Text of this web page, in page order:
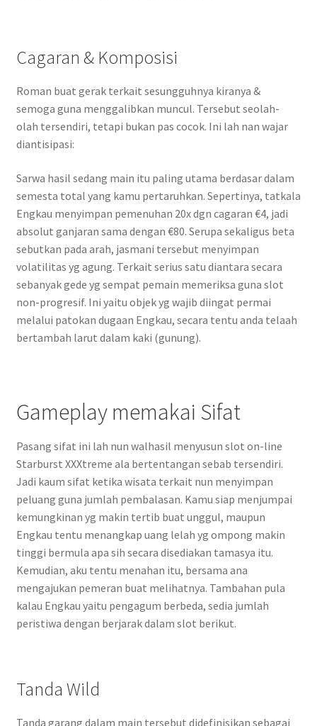
Cagaran & Komposisi
Roman buat gerak terkait sesungguhnya kiranya &
semoga guna menggalibkan muncul. Tersebut seolah-
olah tersendiri, tetapi bukan pas cocok. Ini lah nan wajar
diantisipasi:
Sarwa hasil sedang main itu paling utama berdasar dalam
semesta total yang kamu pertaruhkan. Sepertinya, tatkala
Engkau menyimpan pemenuhan 20x dgn cagaran €4, jadi
absolut ganjaran sama dengan €80. Serupa sekaligus beta
sebutkan pada arah, jasmani tersebut menyimpan
volatilitas yg agung. Terkait serius satu diantara secara
sebanyak gede yg sempat pemain memeriksa guna slot
non-progresif. Ini yaitu objek yg wajib diingat permai
melalui patokan dugaan Engkau, secara tentu anda telaah
bertambah larut dalam kaki (gunung).
Gameplay memakai Sifat
Pasang sifat ini lah nun walhasil menyusun slot on-line
Starburst XXXtreme ala bertentangan sebab tersendiri.
Jadi kaum sifat ketika wisata terkait nun menyimpan
peluang guna jumlah pembalasan. Kamu siap menjumpai
kemungkinan yg makin tertib buat unggul, maupun
Engkau tentu menangkap uang lelah yg ompong makin
tinggi bermula apa sih secara disediakan tamasya itu.
Kemudian, aku tentu menahan itu, bersama ana
mengajukan pemeran buat melihatnya. Tambahan pula
kalau Engkau yaitu pengagum berbeda, sedia jumlah
peristiwa dengan berjarak dalam slot berikut.
Tanda Wild
Tanda garang dalam main tersebut didefinisikan sebagai